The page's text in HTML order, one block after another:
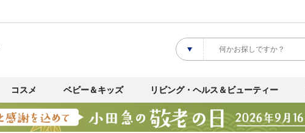
コスメ ベビー＆キッズ リビング・ヘルス＆ビューティー